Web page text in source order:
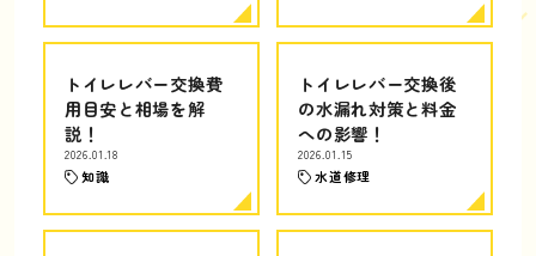
トイレレバー交換費
用目安と相場を解
説！
2026.01.18
知識
トイレレバー交換後
の水漏れ対策と料金
への影響！
2026.01.15
水道修理